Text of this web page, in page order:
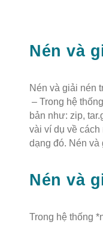
Nén và giải nén
– Trong hệ
bản như: zip,
vài ví dụ về
dạng đó. Nén
Trong hệ thống